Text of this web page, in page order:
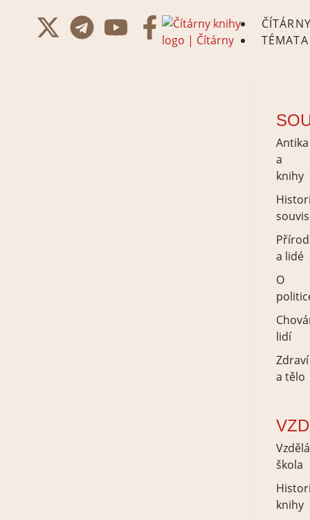
TÉMATA
Antika
a
knihy
a lidé
O
lidí
Zdraví
a tělo
škola
knihy